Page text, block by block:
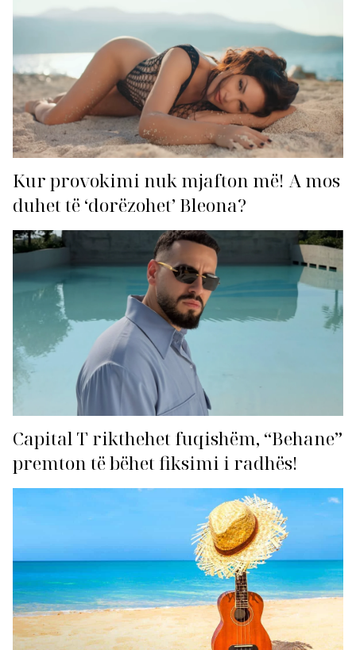
Kur provokimi nuk mjafton më! A mos
duhet të ‘dorëzohet’ Bleona?
Capital T rikthehet fuqishëm, “Behane”
premton të bëhet fiksimi i radhës!